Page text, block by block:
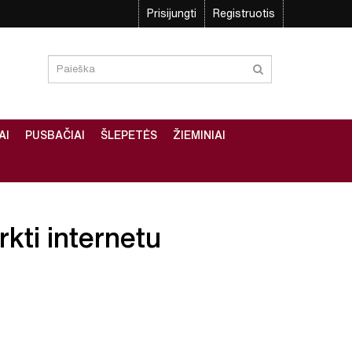
Prisijungti Registruotis
PUSBAČIAI ŠLEPETĖS ŽIEMINIAI
internetu